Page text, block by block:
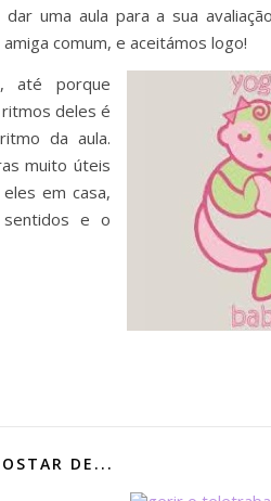
uma aula para a sua
comum, e aceitámos logo!
até porque
deles é
da aula.
muito úteis
em casa,
e o
DE...